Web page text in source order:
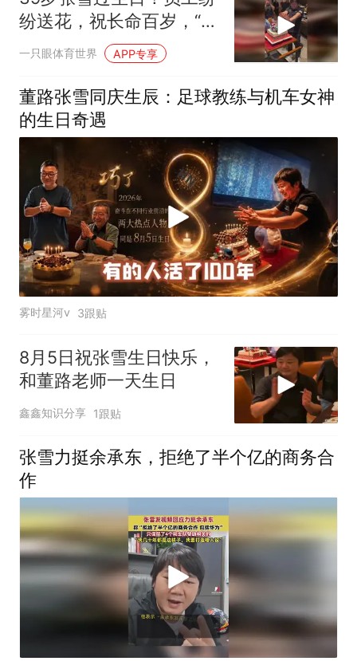
纷送花，祝长命百岁，“气
功”灭蜡烛
一只眼体育世界 APP专享
董路张雪同庆生辰：足球教练与机车女神
的生日奇遇
雾时星河v 3跟贴
8月5日祝张雪生日快乐，
和董路老师一天生日
鑫鑫知识分享 1跟贴
张雪力挺余承东，拒绝了半个亿的商务合
作